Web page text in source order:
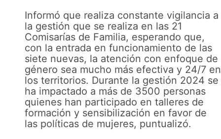
Informó que realiza constante vigilancia a
la gestión que se realiza en las 21
Comisarías de Familia, esperando que,
con la entrada en funcionamiento de las
siete nuevas, la atención con enfoque de
género sea mucho más efectiva y 24/7 en
los territorios. Durante la gestión 2024 se
ha impactado a más de 3500 personas
quienes han participado en talleres de
formación y sensibilización en favor de
las políticas de mujeres, puntualizó.